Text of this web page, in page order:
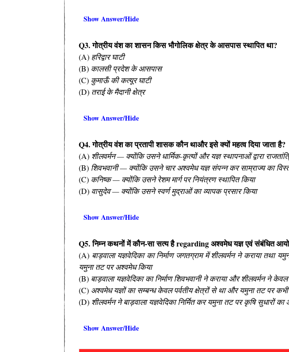
Show Answer/Hide
Q3. गोत्रीय वंश का शासन किस भौगोलिक क्षेत्र के आसपास स्थापित था?
(A) हरिद्वार घाटी
(B) कालसी प्रदेश के आसपास
(C) कुमाऊँ की कत्यूर घाटी
(D) तराई के मैदानी क्षेत्र
Show Answer/Hide
Q4. गोत्रीय वंश का प्रतापी शासक कौन थाऔर इसे क्यों महत्व दिया जाता है?
(A) शीलवर्मन — क्योंकि उसने धार्मिक-कृत्यों और यज्ञ स्थापनाओं द्वारा
(B) शिवभवानी — क्योंकि उसने चार अश्वमेध यज्ञ संपन्न कर साम्राज्य का
(C) कनिष्क — क्योंकि उसने रेशम मार्ग पर नियंत्रण स्थापित किया
(D) वासुदेव — क्योंकि उसने स्वर्ण मुद्राओं का व्यापक प्रसार किया
Show Answer/Hide
Q5. निम्न कथनों में कौन-सा सत्य है regarding अश्वमेध यज्ञ एवं संबंधित
(A) बाड़वाला यज्ञवेदिका का निर्माण जगतग्राम में शीलवर्मन ने कराया तथा
यमुना तट पर अश्वमेध किया
(B) बाड़वाला यज्ञवेदिका का निर्माण शिवभवानी ने कराया और शीलवर्मन ने
(C) अश्वमेध यज्ञों का सम्बन्ध केवल पर्वतीय क्षेत्रों से था और यमुना तट पर
(D) शीलवर्मन ने बाड़वाला यज्ञवेदिका निर्मित कर यमुना तट पर कृषि सुधारों
Show Answer/Hide